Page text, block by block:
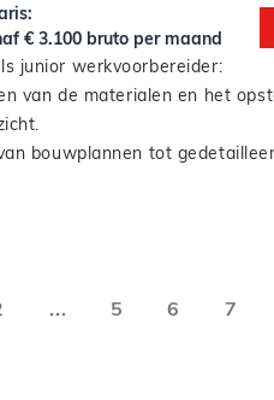
in Revit onder
modelleur.
€ 3.100 bruto per maand
junior werkvoorbereider:
van de materialen en het
bouwplannen tot
... 5 6 7